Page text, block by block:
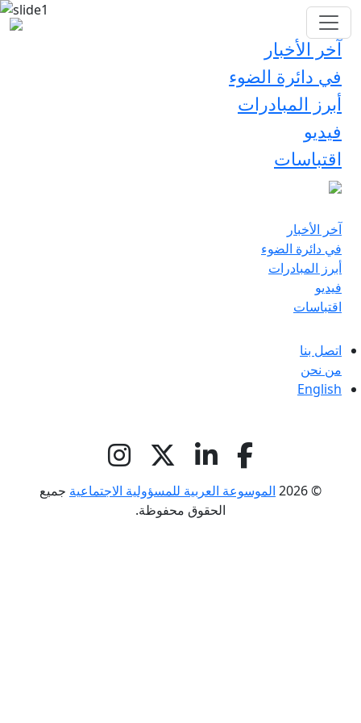
آخر الأخبار
في دائرة الضوء
أبرز المبادرات
فيديو
اقتباسات
آخر الأخبار
في دائرة الضوء
أبرز المبادرات
فيديو
اقتباسات
اتصل بنا
من نحن
English
© 2026 الموسوعة العربية للمسؤولية الاجتماعية جميع
الحقوق محفوظة.